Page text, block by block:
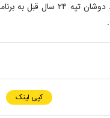
نجار با اشاره به اینکه برای
کپی لینک